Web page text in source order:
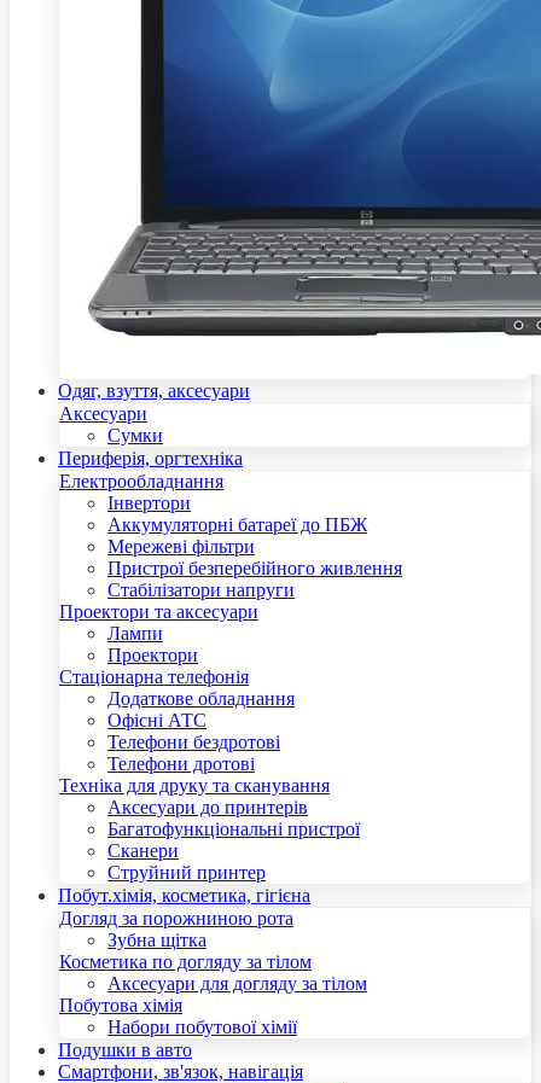
Одяг, взуття, аксесуари
Аксесуари
Сумки
Периферія, оргтехніка
Електрообладнання
Інвертори
Аккумуляторні батареї до ПБЖ
Мережеві фільтри
Пристрої безперебійного живлення
Стабілізатори напруги
Проектори та аксесуари
Лампи
Проектори
Стаціонарна телефонія
Додаткове обладнання
Офісні АТС
Телефони бездротові
Телефони дротові
Техніка для друку та сканування
Аксесуари до принтерів
Багатофункціональні пристрої
Сканери
Струйний принтер
Побут.хімія, косметика, гігієна
Догляд за порожниною рота
Зубна щітка
Косметика по догляду за тілом
Аксесуари для догляду за тілом
Побутова хімія
Набори побутової хімії
Подушки в авто
Смартфони, зв'язок, навігація